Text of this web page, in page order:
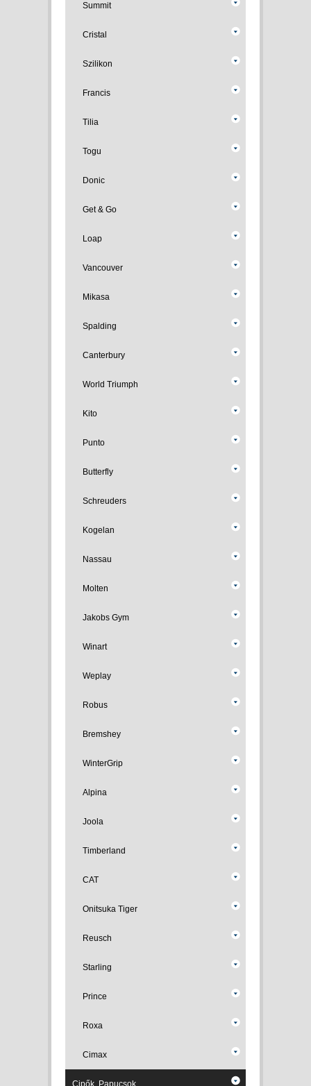
Summit
Cristal
Szilikon
Francis
Tilia
Togu
Donic
Get & Go
Loap
Vancouver
Mikasa
Spalding
Canterbury
World Triumph
Kito
Punto
Butterfly
Schreuders
Kogelan
Nassau
Molten
Jakobs Gym
Winart
Weplay
Robus
Bremshey
WinterGrip
Alpina
Joola
Timberland
CAT
Onitsuka Tiger
Reusch
Starling
Prince
Roxa
Cimax
Cipők, Papucsok